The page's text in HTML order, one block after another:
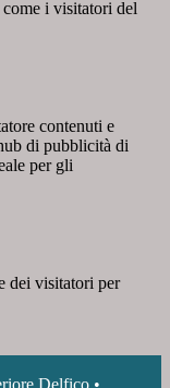
i visitatori del
contenuti e
di pubblicità di
per gli
dei visitatori per